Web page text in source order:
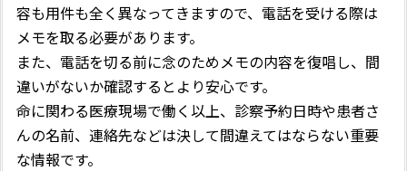
容も用件も全く異なってきますので、電話を受ける際は
メモを取る必要があります。
また、電話を切る前に念のためメモの内容を復唱し、間
違いがないか確認するとより安心です。
命に関わる医療現場で働く以上、診察予約日時や患者さ
んの名前、連絡先などは決して間違えてはならない重要
な情報です。